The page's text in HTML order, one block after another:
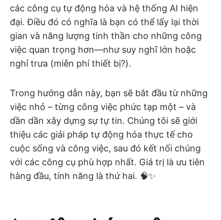
các công cụ tự động hóa và hệ thống AI hiện
đại. Điều đó có nghĩa là bạn có thể lấy lại thời
gian và năng lượng tinh thần cho những công
việc quan trọng hơn—như suy nghĩ lớn hoặc
nghỉ trưa (miễn phí thiết bị?).
Trong hướng dẫn này, bạn sẽ bắt đầu từ những
việc nhỏ – từng công việc phức tạp một – và
dần dần xây dựng sự tự tin. Chúng tôi sẽ giới
thiệu các giải pháp tự động hóa thực tế cho
cuộc sống và công việc, sau đó kết nối chúng
với các công cụ phù hợp nhất. Giá trị là ưu tiên
hàng đầu, tính năng là thứ hai. 🧠✨